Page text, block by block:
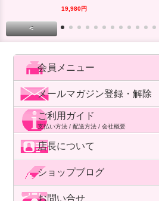
19,980円
<
会員メニュー
メールマガジン登録・解除
ご利用ガイド
支払い方法 / 配送方法 / 会社概要
店長について
ショップブログ
お問い合せ